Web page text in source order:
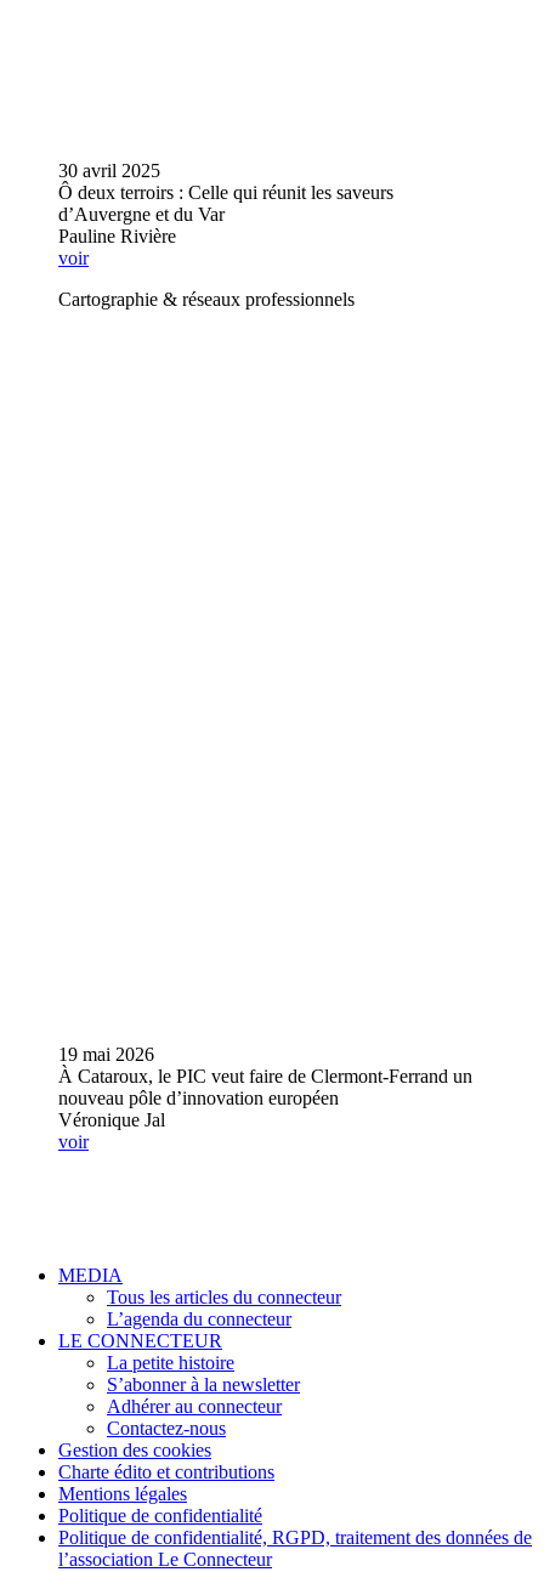
30 avril 2025
Ô deux terroirs : Celle qui réunit les saveurs
d’Auvergne et du Var
Pauline Rivière
voir
Cartographie & réseaux professionnels
19 mai 2026
À Cataroux, le PIC veut faire de Clermont-Ferrand un
nouveau pôle d’innovation européen
Véronique Jal
voir
MEDIA
Tous les articles du connecteur
L’agenda du connecteur
LE CONNECTEUR
La petite histoire
S’abonner à la newsletter
Adhérer au connecteur
Contactez-nous
Gestion des cookies
Charte édito et contributions
Mentions légales
Politique de confidentialité
Politique de confidentialité, RGPD, traitement des données de
l’association Le Connecteur